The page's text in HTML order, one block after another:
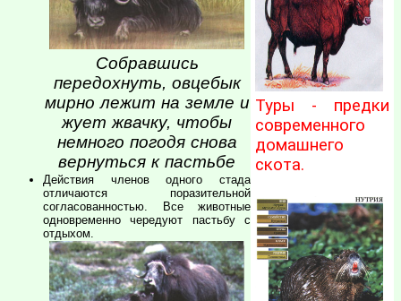
Собравшись
передохнуть, овцебык
мирно лежит на земле и
жует жвачку, чтобы
немного погодя снова
вернуться к пастьбе
Действия членов одного стада
отличаются поразительной
согласованностью. Все животные
одновременно чередуют пастьбу с
отдыхом.
Туры - предки
современного
домашнего
скота.